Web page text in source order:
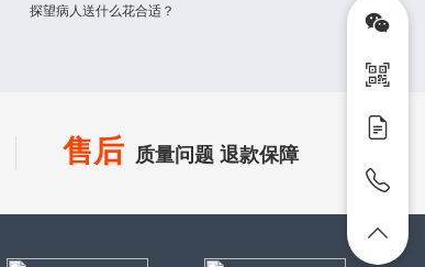
探望病人送什么花合适？
售后 质量问题 退款保障